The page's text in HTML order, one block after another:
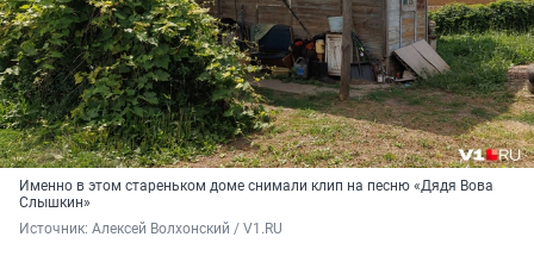
Именно в этом стареньком доме снимали клип на песню «Дядя Вова
Слышкин»
Источник: Алексей Волхонский / V1.RU